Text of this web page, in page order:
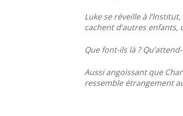
Luke se réveille à
cachent d’autres
Que font-ils là ?
Aussi angoissant que
ressemble étrangement